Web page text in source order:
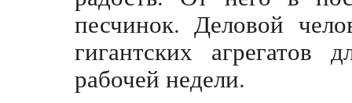
песчинок. Деловой
гигантских агрегатов
рабочей недели.